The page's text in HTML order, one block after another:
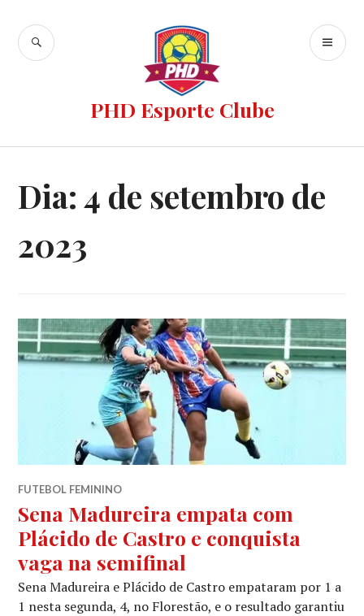
PHD Esporte Clube
Dia:4 de setembro de
2023
FUTEBOL FEMININO
Sena Madureira empata com
Plácido de Castro e conquista
vaga na semifinal
Sena Madureira e Plácido de Castro empataram por 1 a
1 nesta segunda, 4, no Florestão, e o resultado garantiu